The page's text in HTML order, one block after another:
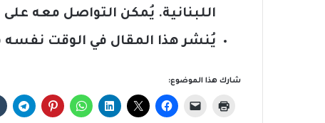
اللبنانية. يُمكن التواصل معه على
يُنشر هذا المقال في الوقت نفسه
شارك هذا الموضوع: